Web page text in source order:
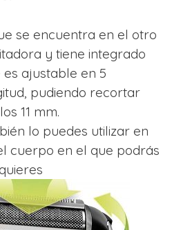
se encuentra en el otro
y tiene integrado
ajustable en 5
pudiendo recortar
11 mm.
lo puedes utilizar en
cuerpo en el que podrás